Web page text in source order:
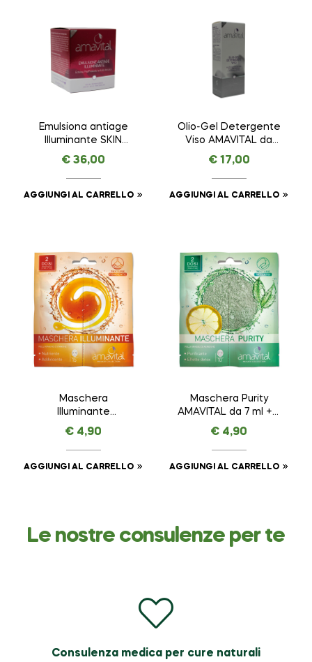
Emulsiona antiage
Illuminante SKIN
REMINDER ANTI AGE
PREMIUM – AMAVITAL
da 50 ml
€ 36,00
AGGIUNGI AL CARRELLO
Olio-Gel Detergente
Viso AMAVITAL da
100 ml
€17,00
AGGIUNGI AL CARRELLO
Maschera
Illuminante
AMAVITAL da 7 ml + 7
ml
€ 4,90
AGGIUNGI AL CARRELLO
Maschera Purity
AMAVITAL da 7 ml + 7
ml
€ 4,90
AGGIUNGI AL CARRELLO
Le nostre consulenze per te
Consulenza medica per cure naturali